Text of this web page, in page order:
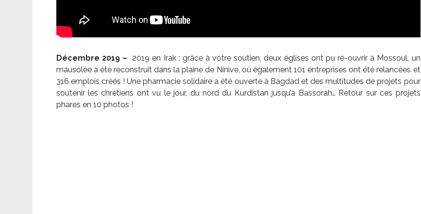
Décembre 2019 – 2019 en Irak : grâce à votre soutien, deux églises ont pu ré-ouvrir à Mossoul, un
mausolée a été reconstruit dans la plaine de Ninive, où également 101 entreprises ont été relancées et
316 emplois créés ! Une pharmacie solidaire a été ouverte à Bagdad et des multitudes de projets pour
soutenir les chrétiens ont vu le jour, du nord du Kurdistan jusqu’à Bassorah… Retour sur ces projets
phares en 10 photos !